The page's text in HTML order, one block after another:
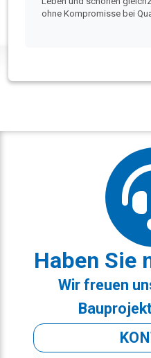
ohne Kompromisse bei
Haben Sie
Wir freuen